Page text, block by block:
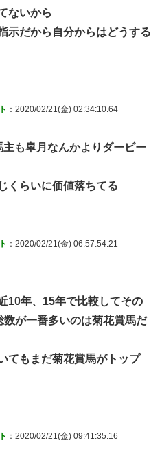
ないから
示だから自分からはどうする
：2020/02/21(金) 02:34:10.64
も皐月なんかよりダービー
くらいに価値落ちてる
：2020/02/21(金) 06:57:54.21
10年、15年で比較してその
が一番多いのは菊花賞馬だ
てもまだ菊花賞馬がトップ
：2020/02/21(金) 09:41:35.16